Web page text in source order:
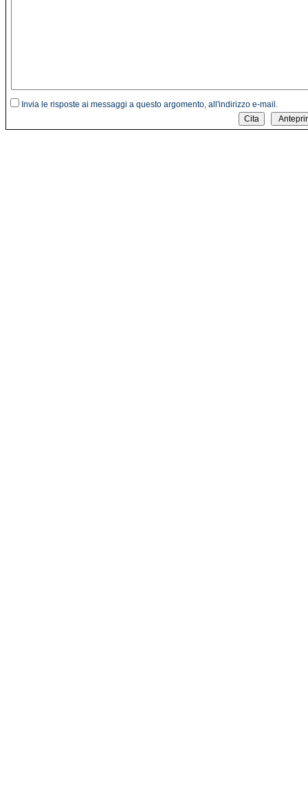
Invia le risposte ai messaggi a questo argomento, all'indirizzo e-mail.